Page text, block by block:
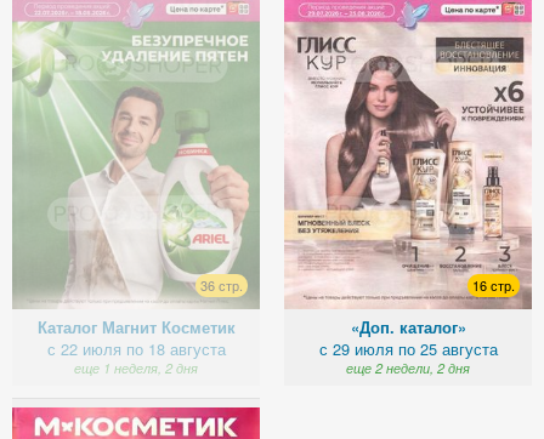
36 стр.
Каталог Магнит Косметик
с 22 июля по 18 августа
еще 1 неделя, 2 дня
16 стр.
«Доп. каталог»
с 29 июля по 25 августа
еще 2 недели, 2 дня